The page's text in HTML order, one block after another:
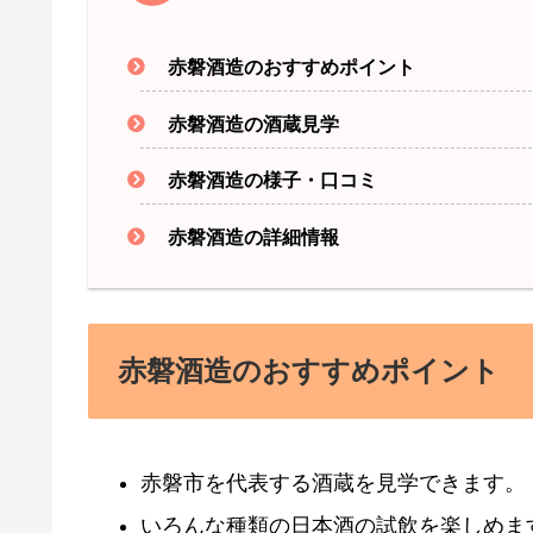
赤磐酒造のおすすめポイント
赤磐酒造の酒蔵見学
赤磐酒造の様子・口コミ
赤磐酒造の詳細情報
赤磐酒造のおすすめポイント
赤磐市を代表する酒蔵を見学できます。
いろんな種類の日本酒の試飲を楽しめま